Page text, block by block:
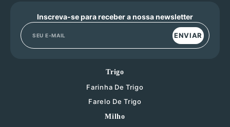
Inscreva-se para receber a nossa newsletter
ENVIAR
Trigo
Farinha De Trigo
Farelo De Trigo
Milho